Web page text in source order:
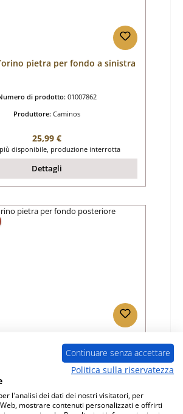
pietra per fondo a sinistra
di prodotto: 01007862
Produttore: Caminos
Prezzo normale:
25,99 €
disponibile, produzione interrotta
Dettagli
Torino pietra per fondo
posteriore
01007863
Produttore: Caminos
Continuare senza accettare
Politica sulla riservatezza
l'analisi dei dati dei nostri visitatori, per
mostrare contenuti personalizzati e offrirti